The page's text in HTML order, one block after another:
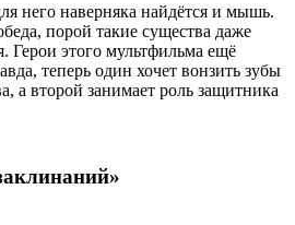
него наверняка найдётся и мышь.
порой такие существа даже
Герои этого мультфильма ещё
теперь один хочет вонзить зубы
а второй занимает роль защитника